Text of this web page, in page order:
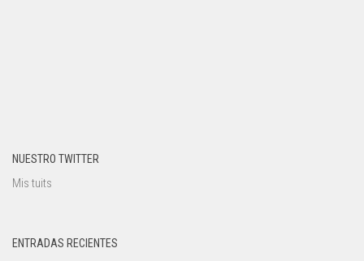
NUESTRO TWITTER
Mis tuits
ENTRADAS RECIENTES